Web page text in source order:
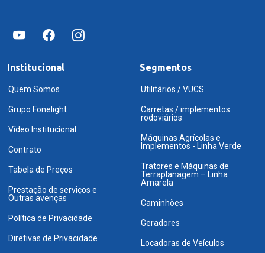
Institucional
Quem Somos
Grupo Fonelight
Vídeo Institucional
Contrato
Tabela de Preços
Prestação de serviços e
Outras avenças
Política de Privacidade
Diretivas de Privacidade
Segmentos
Utilitários / VUCS
Carretas / implementos
rodoviários
Máquinas Agrícolas e
Implementos - Linha Verde
Tratores e Máquinas de
Terraplanagem – Linha
Amarela
Caminhões
Geradores
Locadoras de Veículos